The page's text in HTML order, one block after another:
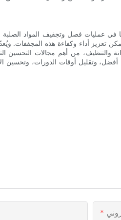
في عمليات فصل وتجفيف المواد
تعزيز أداء وكفاءة هذه المجففات.
والتنظيف، من أهم مجالات
وتقليل أوقات الدورات، وتحسين